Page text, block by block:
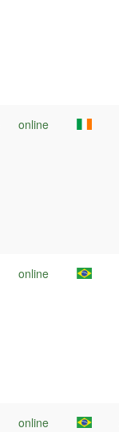
online
online
online